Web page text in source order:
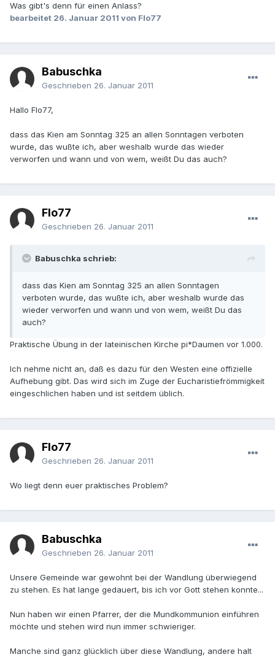
Was gibt's denn für einen Anlass?
bearbeitet 26. Januar 2011 von Flo77
Babuschka
Geschrieben 26. Januar 2011
Hallo Flo77,
dass das Kien am Sonntag 325 an allen Sonntagen verboten
wurde, das wußte ich, aber weshalb wurde das wieder
verworfen und wann und von wem, weißt Du das auch?
Flo77
Geschrieben 26. Januar 2011
Babuschka schrieb:
dass das Kien am Sonntag 325 an allen Sonntagen
verboten wurde, das wußte ich, aber weshalb wurde das
wieder verworfen und wann und von wem, weißt Du das
auch?
Praktische Übung in der lateinischen Kirche pi*Daumen vor 1.000.
Ich nehme nicht an, daß es dazu für den Westen eine offizielle
Aufhebung gibt. Das wird sich im Zuge der Eucharistiefrömmigkeit
eingeschlichen haben und ist seitdem üblich.
Flo77
Geschrieben 26. Januar 2011
Wo liegt denn euer praktisches Problem?
Babuschka
Geschrieben 26. Januar 2011
Unsere Gemeinde war gewohnt bei der Wandlung überwiegend
zu stehen. Es hat lange gedauert, bis ich vor Gott stehen konnte...
Nun haben wir einen Pfarrer, der die Mundkommunion einführen
möchte und stehen wird nun immer schwieriger.
Manche sind ganz glücklich über diese Wandlung, andere halt